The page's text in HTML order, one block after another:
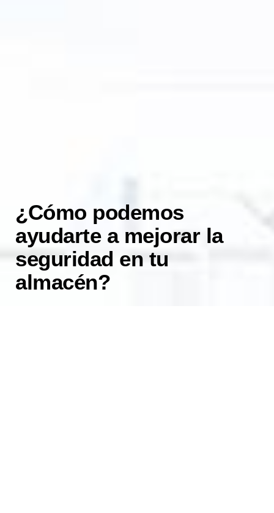
¿Cómo podemos
ayudarte a mejorar la
seguridad en tu
almacén?